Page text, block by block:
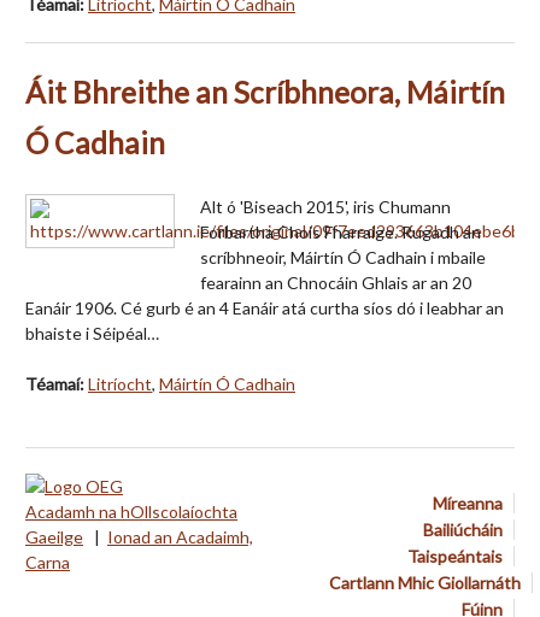
Téamaí:Litríocht, Máirtín Ó Cadhain
Áit Bhreithe an Scríbhneora, Máirtín
Ó Cadhain
Alt ó 'Biseach 2015', iris Chumann
Forbartha Chois Fharraige. Rugadh an
scríbhneoir, Máirtín Ó Cadhain i mbaile
fearainn an Chnocáin Ghlais ar an 20
Eanáir 1906. Cé gurb é an 4 Eanáir atá curtha síos dó i leabhar an
bhaiste i Séipéal…
Téamaí:Litríocht, Máirtín Ó Cadhain
Míreanna
Bailiúcháin
Taispeántais
Cartlann Mhic Giollarnáth
Fúinn
Acadamh na hOllscolaíochta
Gaeilge | Ionad an Acadaimh,
Carna